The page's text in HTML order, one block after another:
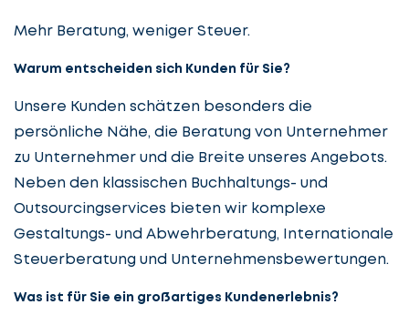
Mehr Beratung, weniger Steuer.
Warum entscheiden sich Kunden für Sie?
Unsere Kunden schätzen besonders die
persönliche Nähe, die Beratung von Unternehmer
zu Unternehmer und die Breite unseres Angebots.
Neben den klassischen Buchhaltungs- und
Outsourcingservices bieten wir komplexe
Gestaltungs- und Abwehrberatung, Internationale
Steuerberatung und Unternehmensbewertungen.
Was ist für Sie ein großartiges Kundenerlebnis?